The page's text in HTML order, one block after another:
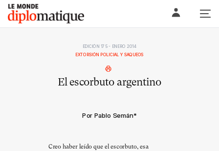
Skip
content
Le monde diplomatique
EDICIÓN 175 - ENERO 2014
EXTORSIÓN POLICIAL Y SAQUEOS
El escorbuto argentino
Por Pablo Semán*
Creo haber leído que el escorbuto, esa